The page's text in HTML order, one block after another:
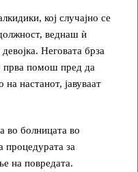
кој случајно се
веднаш ѝ
Неговата брза
прва помош пред да
настанот, јавуваат
во болницата во
за
на повредата.